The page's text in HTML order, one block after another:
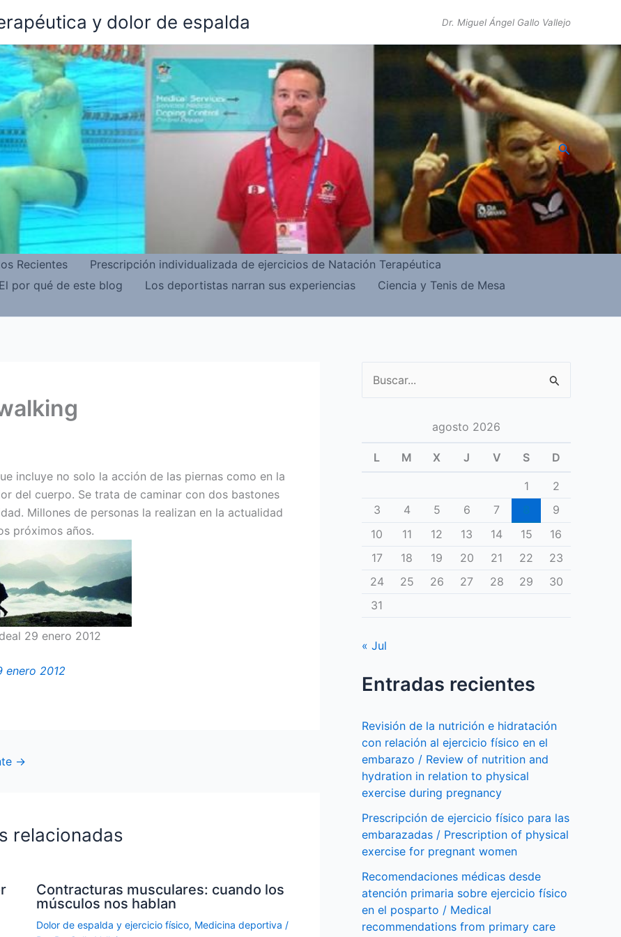
y dolor de espalda Dr. Miguel Ángel Gallo Vallejo
Buscar
Recientes
Prescripción individualizada de ejercicios de Natación Terapéutica
El por qué de este blog Los deportistas narran sus experiencias
Ciencia y Tenis de Mesa
incluye no solo la acción de las piernas como en la
del cuerpo. Se trata de caminar con dos bastones
Millones de personas la realizan en la actualidad
próximos años.
29 enero 2012
enero 2012
→
relacionadas
Contracturas musculares: cuando los
músculos nos hablan
Dolor de espalda y ejercicio físico, Medicina deportiva /
Buscar
por:
agosto 2026
L M X J V S D
1
2
3
4 5 6 7
9
10
11 12 13 14 15
16
17
18 19 20 21 22
23
24
25 26 27 28 29
30
31
« Jul
Entradas recientes
Revisión de la nutrición e hidratación
con relación al ejercicio físico en el
embarazo / Review of nutrition and
hydration in relation to physical
exercise during pregnancy
Prescripción de ejercicio físico para las
embarazadas / Prescription of physical
exercise for pregnant women
Recomendaciones médicas desde
atención primaria sobre ejercicio físico
en el posparto / Medical
recommendations from primary care